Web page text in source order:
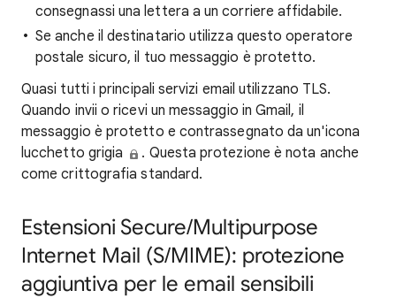
consegnassi una lettera a un corriere affidabile.
Se anche il destinatario utilizza questo operatore
postale sicuro, il tuo messaggio è protetto.
Quasi tutti i principali servizi email utilizzano TLS.
Quando invii o ricevi un messaggio in Gmail, il
messaggio è protetto e contrassegnato da un'icona
lucchetto grigia
. Questa protezione è nota anche
come crittografia standard.
Estensioni Secure/Multipurpose
Internet Mail (S/MIME): protezione
aggiuntiva per le email sensibili